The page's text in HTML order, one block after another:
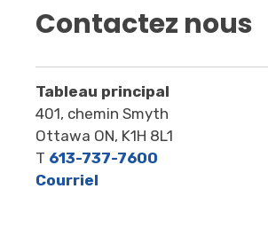
Contactez nous
Tableau principal
401, chemin Smyth
Ottawa ON, K1H 8L1
T 613-737-7600
Courriel